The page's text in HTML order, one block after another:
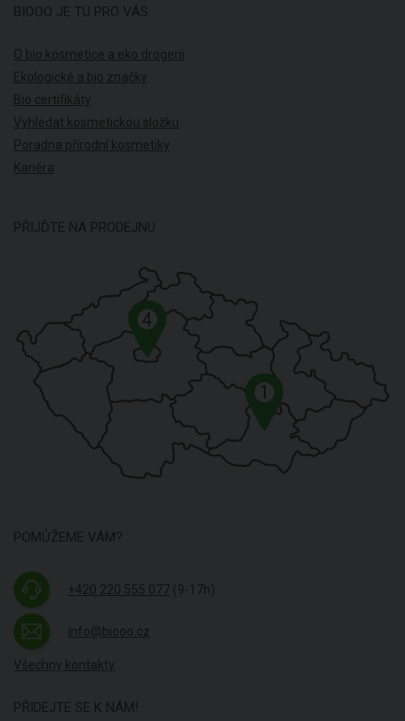
BIOOO JE TU PRO VÁS
O bio kosmetice a eko drogerii
Ekologické a bio značky
Bio certifikáty
Vyhledat kosmetickou složku
Poradna přírodní kosmetiky
Kariéra
PŘIJĎTE NA PRODEJNU
1
4
POMŮŽEME VÁM?
+420 220 555 077 (9-17h)
info@biooo.cz
Všechny kontakty
PŘIDEJTE SE K NÁM!